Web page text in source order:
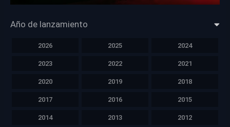
Año de lanzamiento
2026 2025 2024
2023 2022 2021
2020 2019 2018
2017 2016 2015
2014 2013 2012